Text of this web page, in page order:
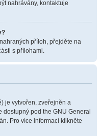
nahrávány, kontaktuje
příloh, přejděte na
s přílohami.
je vytvořen, zveřejněn a
dostupný pod the GNU General
Pro více informací klikněte